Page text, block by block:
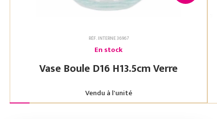
RÉF. INTERNE 36967
En stock
Vase Boule D16 H13.5cm Verre
Vendu à l'unité